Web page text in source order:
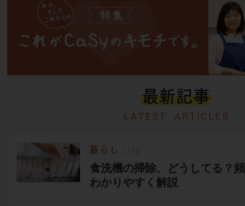
食洗機の掃除、どうしてる？
わかりやすく解説